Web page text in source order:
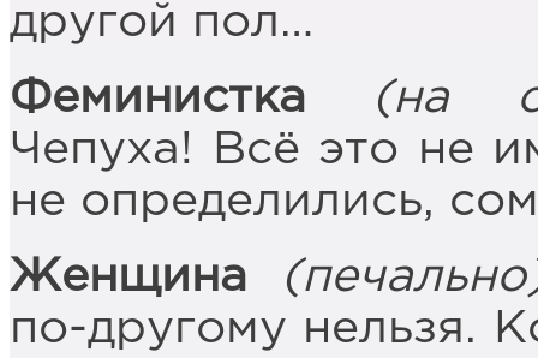
другой пол…
Феминистка
(на
Чепуха! Всё это не
не определились,
Женщина
по-другому нельзя.